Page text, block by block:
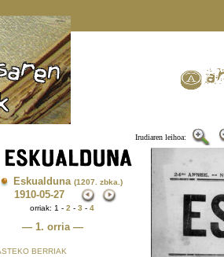
Irudiaren leihoa:
Eskualduna (1207. zbka.)
1910-05-27
orriak: 1 - 2 - 3 - 4
— 1. orria —
BERRIAK